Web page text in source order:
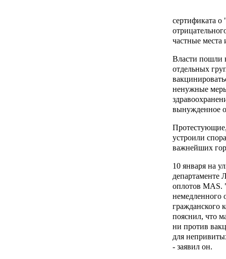
сертификата
частные места
Власти пошли
отдельных
ненужные
вынужденное
устроили
важнейших
10 января на
департаменте
оплотов
немедленного
гражданского
пояснил, что
ни против
для
- заявил он.